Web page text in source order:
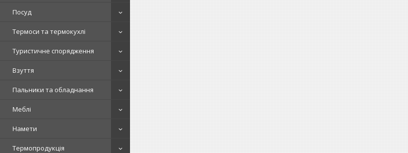
Посуд
Термоси та термокухлі
Туристичне спорядження
Взуття
Пальники та обладнання
Меблі
Намети
Термопродукція